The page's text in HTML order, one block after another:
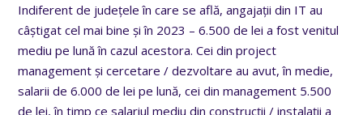
Indiferent de județele în care se află, angajații din IT au
câștigat cel mai bine și în 2023 – 6.500 de lei a fost venitul
mediu pe lună în cazul acestora. Cei din project
management și cercetare / dezvoltare au avut, în medie,
salarii de 6.000 de lei pe lună, cei din management 5.500
de lei, în timp ce salariul mediu din construcții / instalații a